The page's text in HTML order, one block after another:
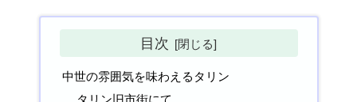
目次
中世の雰囲気を味わえるタリン
タリン旧市街にて